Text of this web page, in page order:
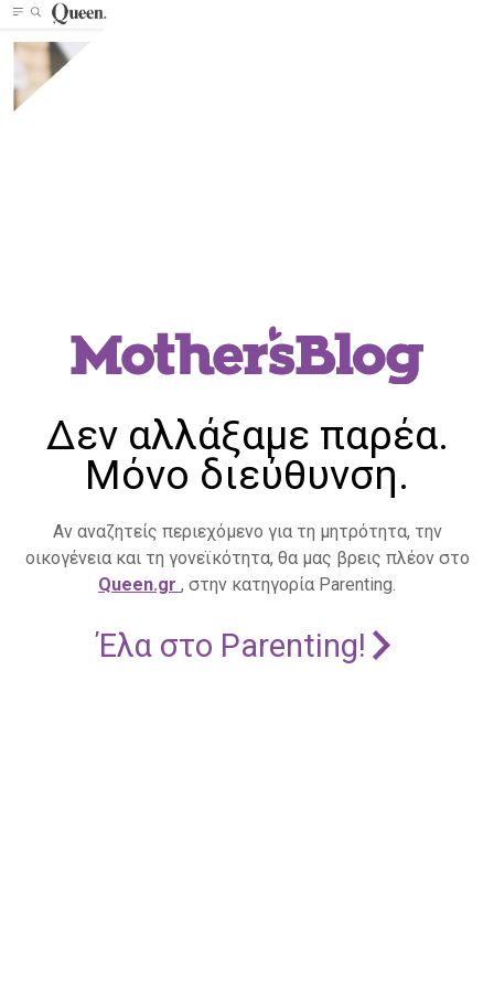
Δεν αλλάξαμε παρέα.
Μόνο διεύθυνση.
Αν αναζητείς περιεχόμενο για τη μητρότητα, την
οικογένεια και τη γονεϊκότητα, θα μας βρεις πλέον στο
Queen.gr , στην κατηγορία Parenting.
Έλα στο Parenting!